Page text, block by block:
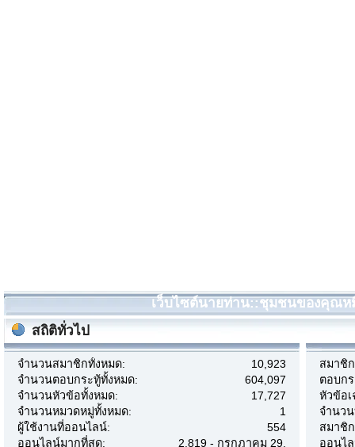
เว็บไซต์นายท่าน::ชุมชนของคุณห
สถิติทั่วไป
จำนวนสมาชิกทั้งหมด:
10,923
จำนวนตอบกระทู้ทั้งหมด:
604,097
จำนวนหัวข้อทั้งหมด:
17,727
จำนวนหมวดหมู่ทั้งหมด:
1
ผู้ใช้งานที่ออนไลน์:
554
ออนไลน์มากที่สุด:
2,819 - กรกฎาคม 29,
สมาชิ
ตอบก
หัวข้อ
จำนว
สมาชิ
ออนไ